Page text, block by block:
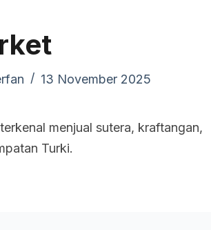
13 November 2025
menjual sutera, kraftangan,
Turki.